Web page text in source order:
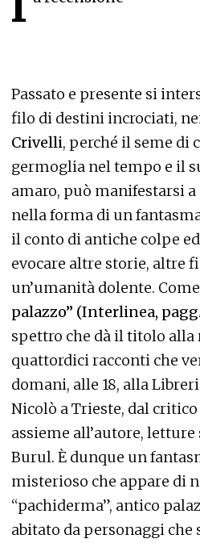
Passato e presente si
filo di destini incrociati,
Crivelli, perché il seme di
germoglia nel tempo e il
amaro, può manifestarsi a
nella forma di un
il conto di antiche colpe
evocare altre storie, altre
un’umanità dolente.
palazzo” (Interlinea, pagg.
spettro che dà il titolo alla
quattordici racconti che
domani, alle 18, alla
Nicolò a Trieste, dal
assieme all’autore,
Burul. È dunque un
misterioso che appare di
“pachiderma”, antico
abitato da personaggi che